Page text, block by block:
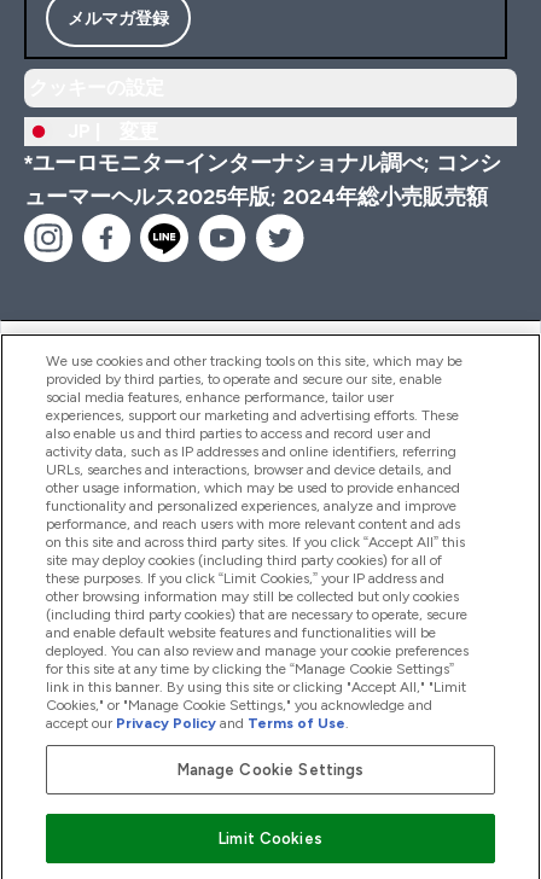
メルマガ登録
*ユーロモニターインターナショナル調べ; コンシ
ューマーヘルス2025年版; 2024年総小売販売額
ヘルプ＆ガイド
商品について
会社概要
特典＆ポイント
2026 The Hut.com Ltd
Pay with
We use cookies and other tracking tools on this site, which may be
provided by third parties, to operate and secure our site, enable
social media features, enhance performance, tailor user
experiences, support our marketing and advertising efforts. These
also enable us and third parties to access and record user and
activity data, such as IP addresses and online identifiers, referring
URLs, searches and interactions, browser and device details, and
other usage information, which may be used to provide enhanced
functionality and personalized experiences, analyze and improve
performance, and reach users with more relevant content and ads
on this site and across third party sites. If you click “Accept All” this
site may deploy cookies (including third party cookies) for all of
these purposes. If you click “Limit Cookies,” your IP address and
other browsing information may still be collected but only cookies
(including third party cookies) that are necessary to operate, secure
and enable default website features and functionalities will be
deployed. You can also review and manage your cookie preferences
for this site at any time by clicking the “Manage Cookie Settings”
link in this banner. By using this site or clicking "Accept All," "Limit
Cookies," or "Manage Cookie Settings," you acknowledge and
accept our Privacy Policy and Terms of Use.
Manage Cookie Settings
Limit Cookies